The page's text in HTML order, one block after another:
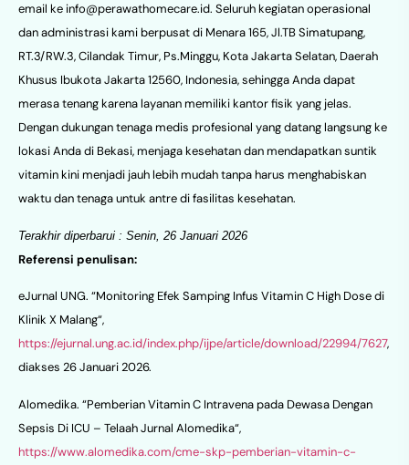
email ke info@perawathomecare.id. Seluruh kegiatan operasional
dan administrasi kami berpusat di Menara 165, Jl.TB Simatupang,
RT.3/RW.3, Cilandak Timur, Ps.Minggu, Kota Jakarta Selatan, Daerah
Khusus Ibukota Jakarta 12560, Indonesia, sehingga Anda dapat
merasa tenang karena layanan memiliki kantor fisik yang jelas.
Dengan dukungan tenaga medis profesional yang datang langsung ke
lokasi Anda di Bekasi, menjaga kesehatan dan mendapatkan suntik
vitamin kini menjadi jauh lebih mudah tanpa harus menghabiskan
waktu dan tenaga untuk antre di fasilitas kesehatan.
Terakhir diperbarui : Senin, 26 Januari 2026
Referensi penulisan:
eJurnal UNG. “Monitoring Efek Samping Infus Vitamin C High Dose di
Klinik X Malang“,
https://ejurnal.ung.ac.id/index.php/ijpe/article/download/22994/7627,
diakses 26 Januari 2026.
Alomedika. “Pemberian Vitamin C Intravena pada Dewasa Dengan
Sepsis Di ICU – Telaah Jurnal Alomedika“,
https://www.alomedika.com/cme-skp-pemberian-vitamin-c-